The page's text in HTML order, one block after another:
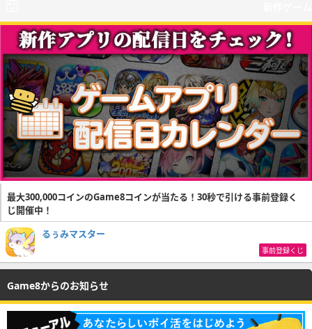
最大300,000コインのGame8コインが当たる！30秒で引ける事前登録く
じ開催中！
るぅみマスター
事前登録くじ
Game8からのお知らせ